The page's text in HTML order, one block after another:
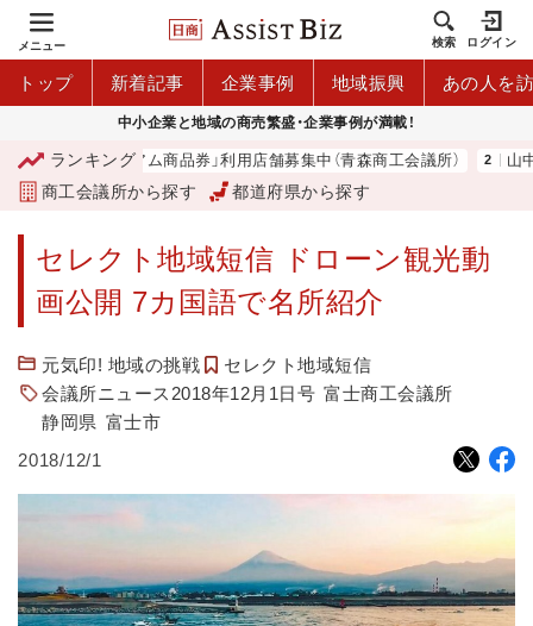
メニュー 検索 ログイン
トップ 新着記事 企業事例 地域振興 あの人を
中小企業と地域の商売繁盛・企業事例が満載！
ランキング
「青森市プレミアム商品券」利用店舗募集中（青森商工会議所） 山中
商工会議所から探す 都道府県から探す
セレクト地域短信 ドローン観光動
画公開 7カ国語で名所紹介
元気印! 地域の挑戦
セレクト地域短信
会議所ニュース2018年12月1日号 富士商工会議所
静岡県 富士市
2018/12/1